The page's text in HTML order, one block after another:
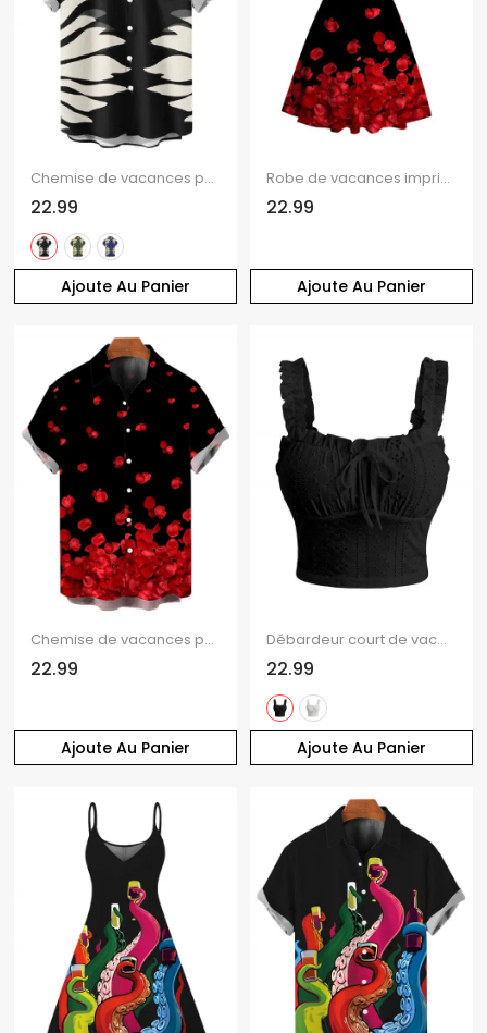
Ajoute Au Panier
Chemise de vacances pour homme, imprimé silhouette de feuilles tropicales, boutonnée
22.99
Ajoute Au Panier
Robe de vacances imprimée pétales de rose, buste froncé
22.99
Ajoute Au Panier
Chemise de vacances pour homme, chemise boutonnée à imprimé pétales de rose
22.99
Ajoute Au Panier
Débardeur court de vacances à volants et œillets, nœud papillon, couleur unie
22.99